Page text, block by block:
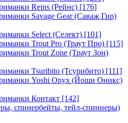
Reins (Рейнс) [176]
Savage Gear (Саваж Гир)
Select (Селект) [101]
Trout Pro (Траут Про) [115]
Trout Zone (Траут Зон)
Tsuribito (Тсурибито) [111]
Yoshi Onyx (Йоши Оникс)
Контакт [142]
спинербейты, тейл-спиннеры)